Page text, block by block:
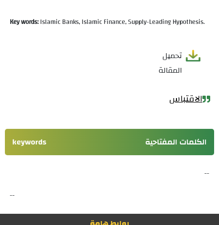
Key words:Islamic Banks, Islamic Finance, Supply-Leading Hypothesis.
تحميل
المقالة
الاقتباس
الكلمات المفتاحية keywords
--
--